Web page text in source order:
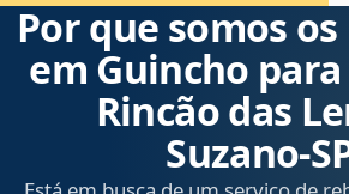
Por que somos
em Guincho
Rincão das